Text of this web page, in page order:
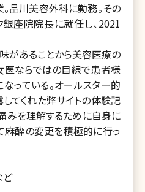
品川美容外科に勤務。その
銀座院院長に就任し、2021
があることから美容医療の
医ならではの目線で患者様
っている。オールスター的
てくれた弊サイトの体験記
みを理解するために自身に
麻酔の変更を積極的に行っ
ど